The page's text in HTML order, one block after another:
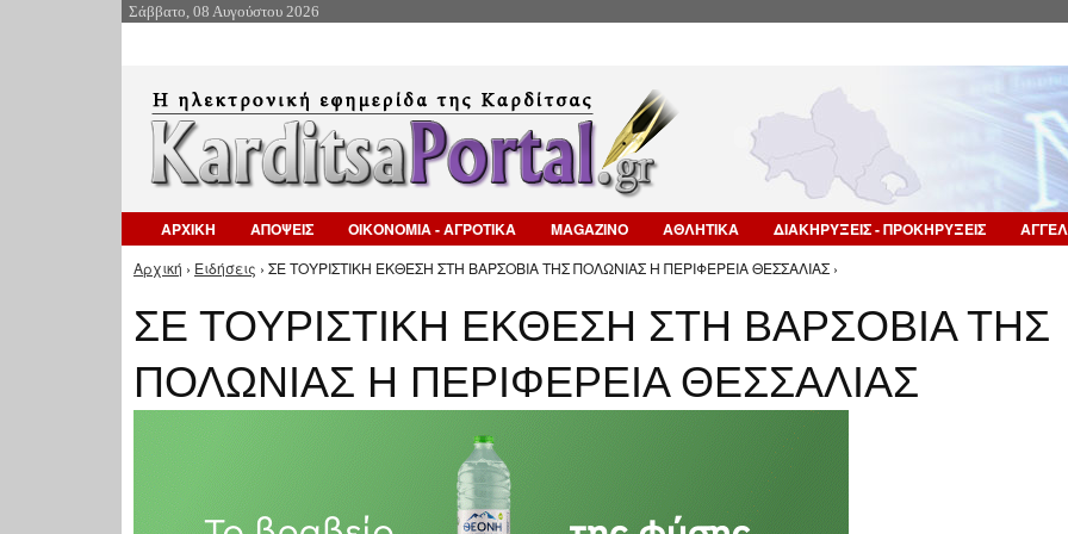
Σάββατο, 08 Αυγούστου 2026
ΑΡΧΙΚΗ ΑΠΟΨΕΙΣ ΟΙΚΟΝΟΜΙΑ - ΑΓΡΟΤΙΚΑ MAGAZINO ΑΘΛΗΤΙΚΑ ΔΙΑΚΗΡΥΞΕΙΣ - ΠΡΟΚΗΡΥΞΕΙΣ
Είστε εδώ
Αρχική › Ειδήσεις › ΣΕ ΤΟΥΡΙΣΤΙΚΗ ΕΚΘΕΣΗ ΣΤΗ ΒΑΡΣΟΒΙΑ ΤΗΣ ΠΟΛΩΝΙΑΣ Η ΠΕΡΙΦΕΡΕΙΑ ΘΕΣΣΑΛΙΑΣ ›
ΣΕ ΤΟΥΡΙΣΤΙΚΗ ΕΚΘΕΣΗ ΣΤΗ ΒΑΡΣΟΒΙΑ ΤΗΣ
ΠΟΛΩΝΙΑΣ Η ΠΕΡΙΦΕΡΕΙΑ ΘΕΣΣΑΛΙΑΣ